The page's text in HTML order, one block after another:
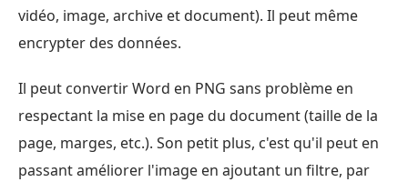
vidéo, image, archive et document). Il peut même
encrypter des données.
Il peut convertir Word en PNG sans problème en
respectant la mise en page du document (taille de la
page, marges, etc.). Son petit plus, c'est qu'il peut en
passant améliorer l'image en ajoutant un filtre, par